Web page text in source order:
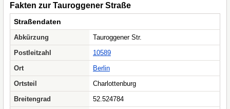
Fakten zur Tauroggener Straße
Straßendaten
Abkürzung
Tauroggener Str.
Postleitzahl
10589
Ort
Berlin
Ortsteil
Charlottenburg
Breitengrad
52.524784